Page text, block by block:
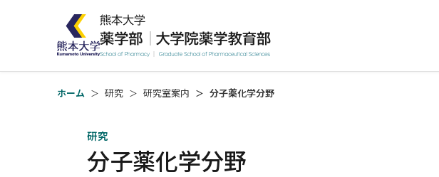
ホーム 研究 研究室案内 分子薬化学分野
研究
分子薬化学分野